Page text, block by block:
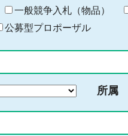
一般競争入札（物品）
公募型プロポーザル
所属